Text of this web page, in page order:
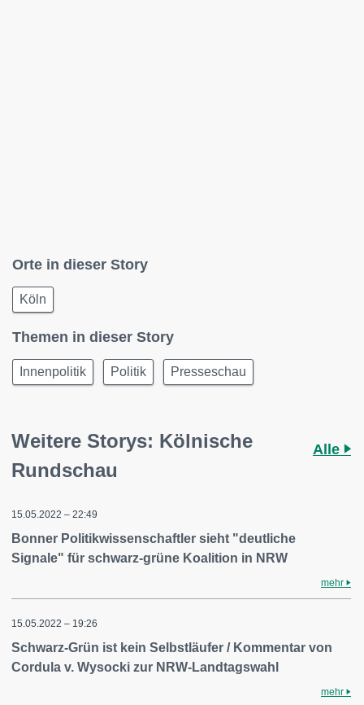
Orte in dieser Story
Köln
Themen in dieser Story
Innenpolitik Politik Presseschau
Weitere Storys: Kölnische
Rundschau
Alle
15.05.2022 – 22:49
Bonner Politikwissenschaftler sieht "deutliche
Signale" für schwarz-grüne Koalition in NRW
mehr
15.05.2022 – 19:26
Schwarz-Grün ist kein Selbstläufer / Kommentar von
Cordula v. Wysocki zur NRW-Landtagswahl
mehr